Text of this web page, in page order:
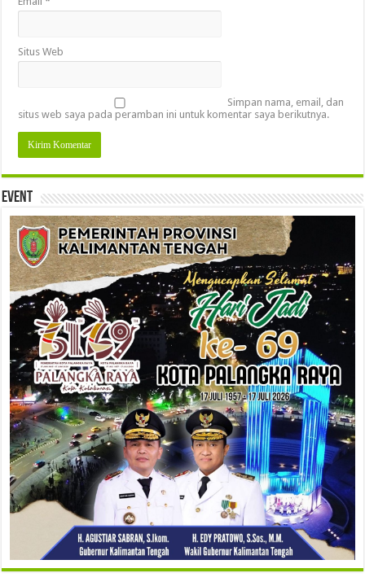
Situs Web
Simpan nama, email, dan
situs web saya pada peramban ini untuk komentar saya berikutnya.
Event